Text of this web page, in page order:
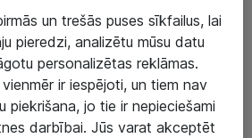
un trešās puses sīkfailus, lai
pieredzi, analizētu mūsu datu
personalizētas reklāmas.
ir iespējoti, un tiem nav
piekrišana, jo tie ir nepieciešami
darbībai. Jūs varat akceptēt